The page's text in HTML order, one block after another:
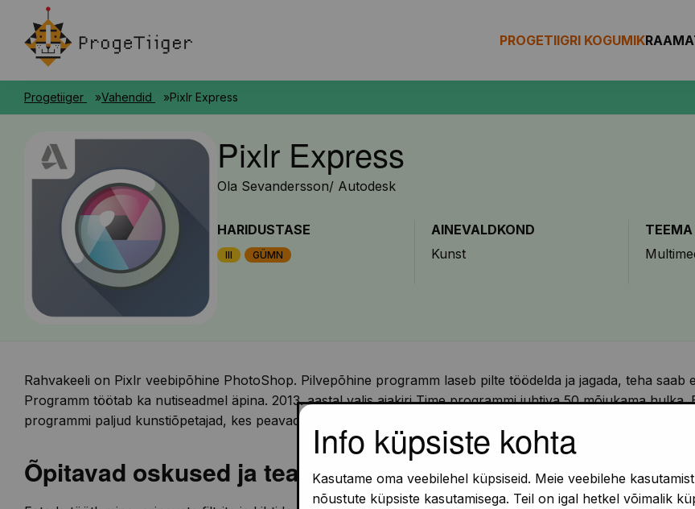
PROGETIIGRI KOGUMIK
Progetiiger Vahendid Pixlr Express
Pixlr Express
Ola Sevandersson/ Autodesk
HARIDUSTASE
III GÜMN
AINEVALDKOND
Kunst
TEEMA
Rahvakeeli on Pixlr veebipõhine PhotoShop. Pilvepõhine programm laseb pilte töödelda ja jagada, teha saab
Programm töötab ka nutiseadmel äpina. 2013. aastal valis ajakiri Time programmi juhtiva 50 mõjukama hulka.
programmi paljud kunstiõpetajad, kes peavad seda võimekamaks kui senised vabavaralised lahendused.
Õpitavad oskused ja teadmised
Info küpsiste kohta
Kasutame oma veebilehel küpsiseid. Meie veebilehe
nõustute küpsiste kasutamisega. Teil on igal hetkel võimalik